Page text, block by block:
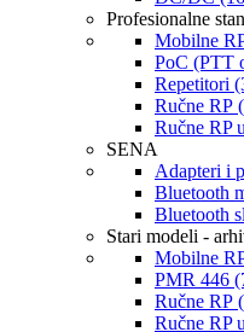
Profesionalne
Mobilne
PoC (PTT
Repetitori
Ručne RP
Ručne RP
SENA
Adapteri i
Bluetooth
Bluetooth
Stari modeli -
Mobilne
PMR 446
Ručne RP
Ručne RP